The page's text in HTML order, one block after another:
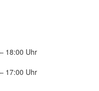
18:00 Uhr
17:00 Uhr